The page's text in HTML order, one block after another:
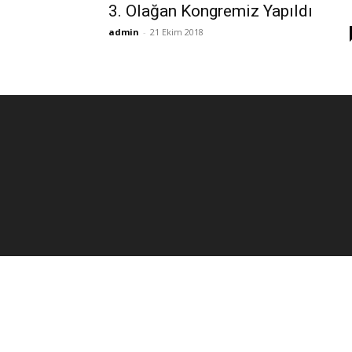
3. Olağan Kongremiz Yapıldı
admin - 21 Ekim 2018